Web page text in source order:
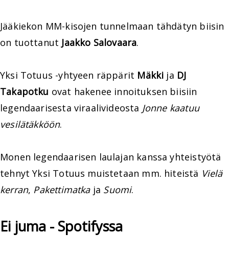
Jääkiekon MM-kisojen tunnelmaan tähdätyn biisin
on tuottanut Jaakko Salovaara.
Yksi Totuus -yhtyeen räppärit Mäkki ja DJ
Takapotku ovat hakenee innoituksen biisiin
legendaarisesta viraalivideosta Jonne kaatuu
vesilätäkköön.
Monen legendaarisen laulajan kanssa yhteistyötä
tehnyt Yksi Totuus muistetaan mm. hiteistä Vielä
kerran, Pakettimatkaja Suomi.
Ei juma - Spotifyssa